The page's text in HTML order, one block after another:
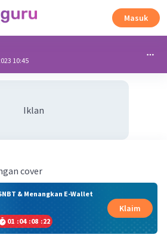
Masuk
10:45
Iklan
cover
& Menangkan E-Wallet
01 :04 :08 :21
Klaim